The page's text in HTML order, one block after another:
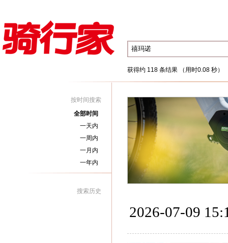
获得约 118 条结果 （用时0.08 秒）
按时间搜索
全部时间
一天内
一周内
一月内
一年内
搜索历史
2026-07-09